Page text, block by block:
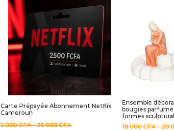
Carte Prépayée Abonnement Netflix
Cameroun
5 000CFA–35 000CFA
Ensemble
bougies
formes
18 000CFA–20